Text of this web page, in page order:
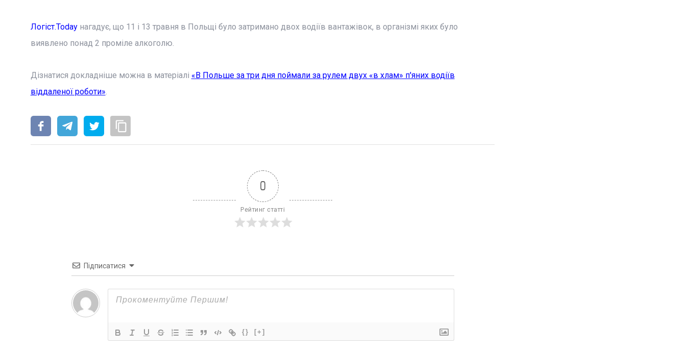
Логіст.Todayнагадує, що 11 і 13 травня в Польщі було затримано двох водіїв вантажівок, в організмі яких було
виявлено понад 2 проміле алкоголю.
Дізнатися докладніше можна в матеріалі «В Польше за три дня поймали за рулем двух «в хлам» п'яних водіїв
віддаленої роботи».
0
Рейтинг статті
Підписатися
{} [+]